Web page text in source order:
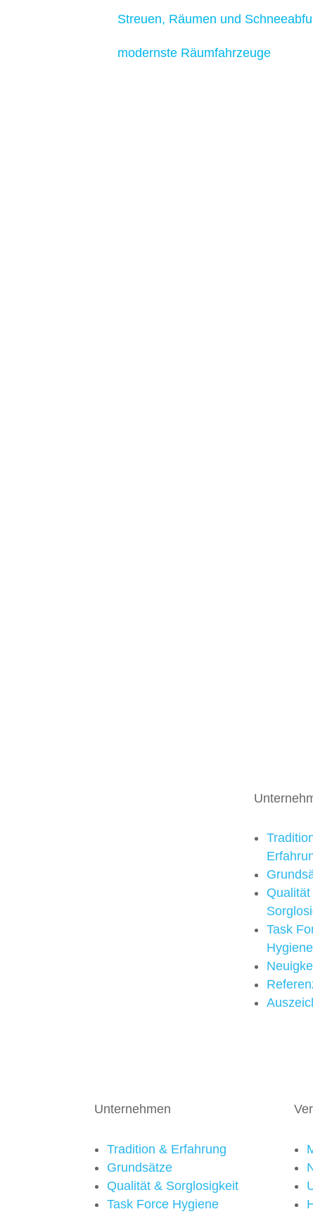
Streuen, Räumen und
modernste Räumfahrzeuge
Qualität
Task
Hygiene
Unternehmen
Tradition & Erfahrung
Grundsätze
Qualität & Sorglosigkeit
Task Force Hygiene